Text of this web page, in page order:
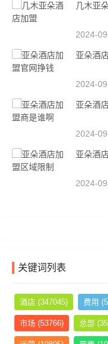
几木亚
2024-
亚朵酒
2024-
亚朵酒
2024-
亚朵酒
2024-
关键词列表
酒店 (347045) 费用
市场 (53766) 总部